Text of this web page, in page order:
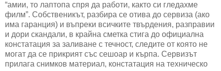
“амии, то лаптопа спря да работи, както си гледахме
филм”. Собственикът, разбира се отива до сервиза (ако
има гаранция) и въпреки всичките твърдения, разправии
и дори скандали, в крайна сметка стига до официална
констатация за заливане с течност, следите от която не
могат да се прикрият със сешоар и кърпа. Сервизът
прилага снимков материал, констатация на техническо